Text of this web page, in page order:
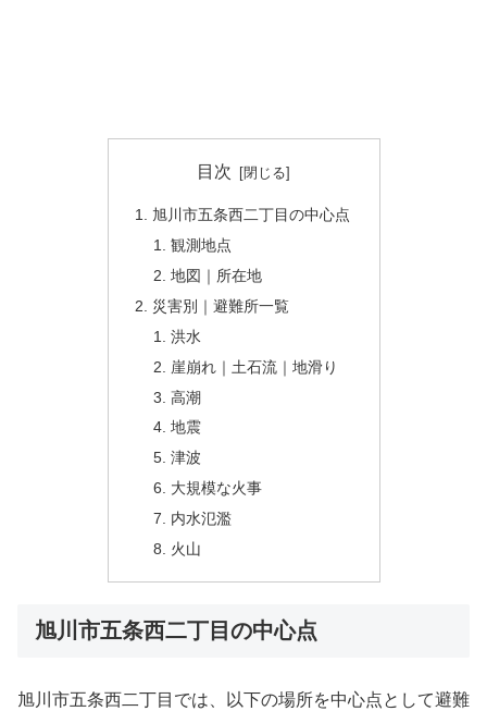
目次
旭川市五条西二丁目の中心点
観測地点
地図｜所在地
災害別｜避難所一覧
洪水
崖崩れ｜土石流｜地滑り
高潮
地震
津波
大規模な火事
内水氾濫
火山
旭川市五条西二丁目の中心点
旭川市五条西二丁目では、以下の場所を中心点として避難